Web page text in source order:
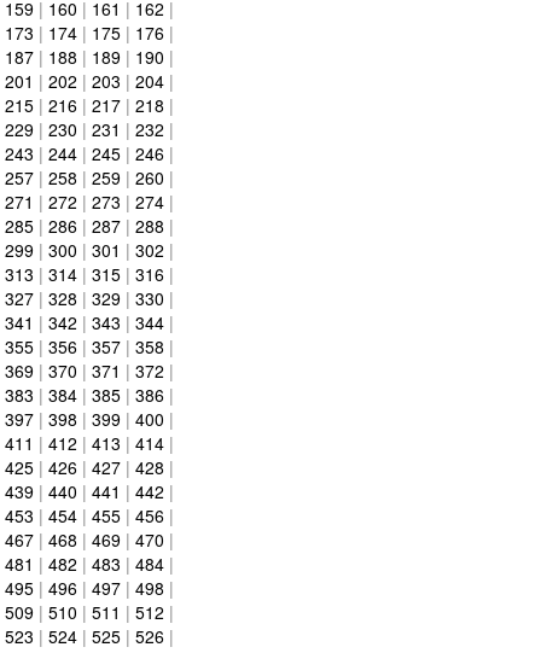
159| 160 | 161 | 162 |
173 | 174| 175| 176|
187| 188 | 189| 190 |
201 | 202 | 203 | 204|
215| 216| 217| 218 |
229| 230 | 231 | 232 |
243 | 244| 245| 246|
257| 258 | 259| 260 |
271 | 272 | 273 | 274|
285| 286| 287| 288 |
299| 300 | 301 | 302 |
313 | 314| 315| 316|
327| 328 | 329| 330 |
341 | 342 | 343 | 344|
355| 356| 357| 358 |
369| 370 | 371 | 372 |
383 | 384| 385| 386|
397| 398 | 399| 400 |
411 | 412 | 413 | 414|
425| 426| 427| 428 |
439| 440 | 441 | 442 |
453 | 454| 455| 456|
467| 468 | 469| 470 |
481 | 482 | 483 | 484|
495| 496| 497| 498 |
509| 510 | 511 | 512 |
523 | 524| 525| 526|